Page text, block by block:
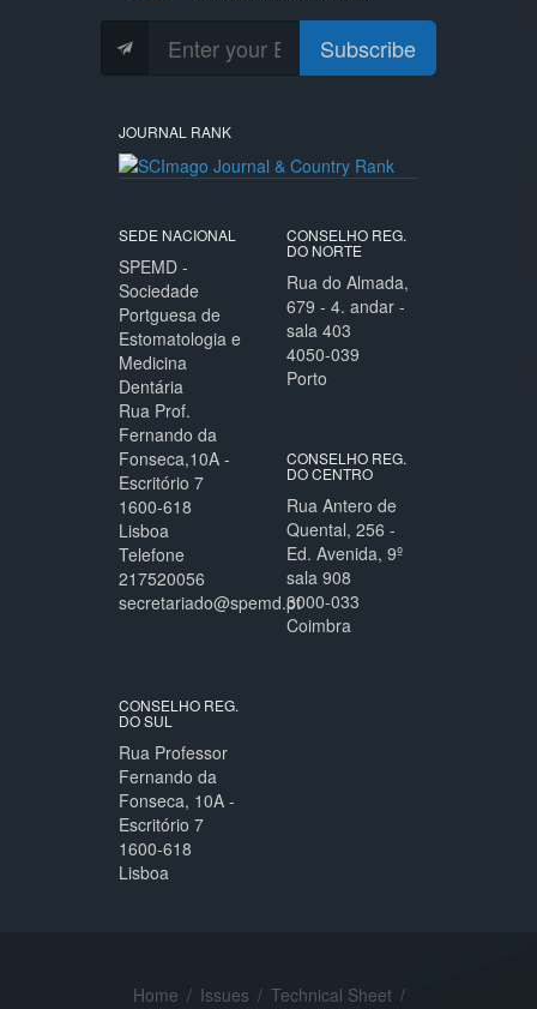
Subscribe
JOURNAL RANK
SEDE NACIONAL
SPEMD -
Sociedade
Portguesa de
Estomatologia e
Medicina
Dentária
Rua Prof.
Fernando da
Fonseca,10A -
Escritório 7
1600-618
Lisboa
Telefone
217520056
secretariado@spemd.pt
CONSELHO REG.
DO NORTE
Rua do Almada,
679 - 4. andar -
sala 403
4050-039
Porto
CONSELHO REG.
DO CENTRO
Rua Antero de
Quental, 256 -
Ed. Avenida, 9º
sala 908
3000-033
Coimbra
CONSELHO REG.
DO SUL
Rua Professor
Fernando da
Fonseca, 10A -
Escritório 7
1600-618
Lisboa
Home / Issues / Technical Sheet /